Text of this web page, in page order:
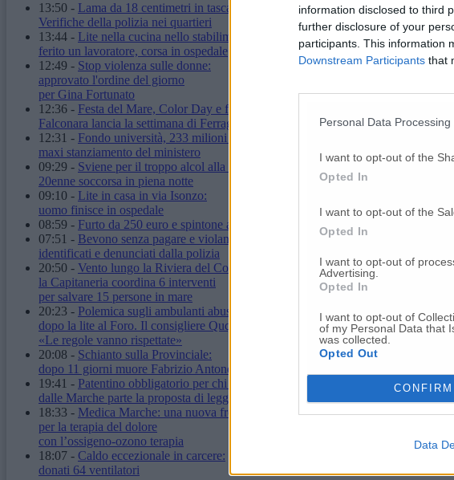
information disclosed to third
further disclosure of your
participants. This information
Downstream Participants that
Personal Data
I want to opt-out of the
Opted In
I want to opt-out of the
Opted In
I want to opt-out of
Advertising.
Opted In
I want to opt-out of
of my Personal Data that
was collected.
Opted Out
CONFIRM
Data
13:50 - Lama da 18 centimetri in tasca: denunciato.
Verifiche della polizia nei quartieri
13:44 - Lite nella cucina nello stabilimento:
ferito un lavoratore, corsa in ospedale
12:49 - Stop violenza sulle donne:
approvato l'ordine del giorno
per Gina Fortunato
12:36 - Festa del Mare, Color Day e fuochi d'artificio:
Falconara lancia la settimana di Ferragosto
12:31 - Fondo università, 233 milioni alle Marche:
maxi stanziamento del ministero
09:29 - Sviene per il troppo alcol alla stazione:
20enne soccorsa in piena notte
09:10 - Lite in casa in via Isonzo:
uomo finisce in ospedale
08:59 - Furto da 250 euro e spintone al vigilante: carabinieri arrestano i due ladri
07:51 - Bevono senza pagare e violano il daspo urbano:
identificati e denunciati dalla polizia
20:50 - Vento lungo la Riviera del Conero:
la Capitaneria coordina 6 interventi
per salvare 15 persone in mare
20:23 - Polemica sugli ambulanti abusivi
dopo la lite al Foro. Il consigliere Quqqass:
«Le regole vanno rispettate»
20:08 - Schianto sulla Provinciale:
dopo 11 giorni muore Fabrizio Antonelli
19:41 - Patentino obbligatorio per chi ha un cane:
dalle Marche parte la proposta di legge
18:33 - Medica Marche: una nuova frontiera
per la terapia del dolore
con l’ossigeno-ozono terapia
18:07 - Caldo eccezionale in carcere:
donati 64 ventilatori